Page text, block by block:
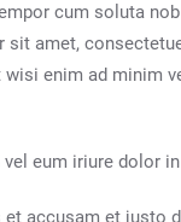
cum soluta
sit amet,
wisi enim ad minim
vel eum iriure dolor
et accusam et justo